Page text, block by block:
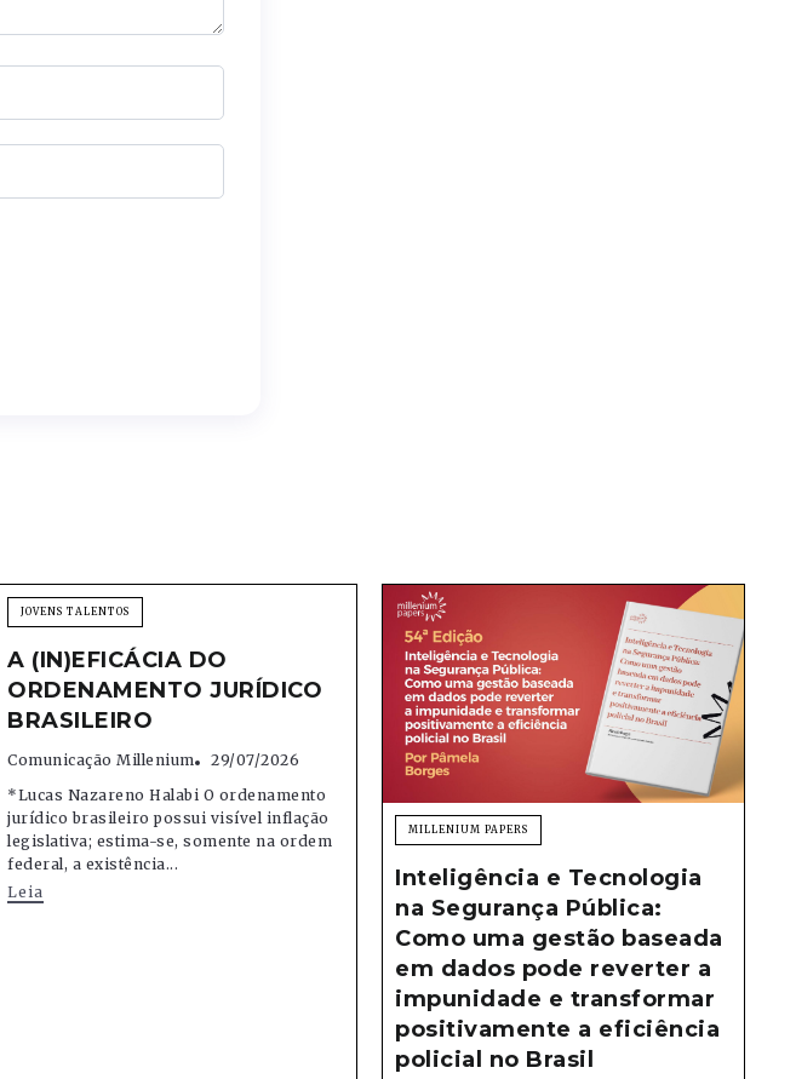
JOVENS TALENTOS
A (IN)EFICÁCIA DO
ORDENAMENTO JURÍDICO
BRASILEIRO
Comunicação Millenium
29/07/2026
*Lucas Nazareno Halabi O ordenamento
jurídico brasileiro possui visível inflação
legislativa; estima-se, somente na ordem
federal, a existência...
Leia
MILLENIUM PAPERS
Inteligência e Tecnologia
na Segurança Pública:
Como uma gestão baseada
em dados pode reverter a
impunidade e transformar
positivamente a eficiência
policial no Brasil